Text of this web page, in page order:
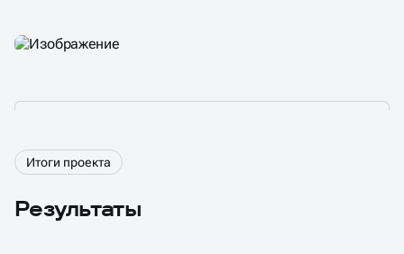
Итоги проекта
Результаты